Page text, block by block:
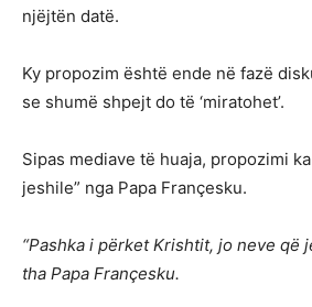
njëjtën datë.
Ky propozim është ende në fazë
se shumë shpejt do të ‘miratohet’.
Sipas mediave të huaja, propozimi
jeshile” nga Papa Françesku.
“Pashka i përket Krishtit, jo neve që
tha Papa Françesku.